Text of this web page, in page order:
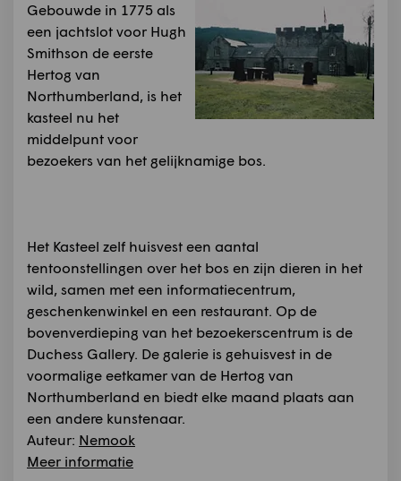
Gebouwde in 1775 als
een jachtslot voor Hugh
Smithson de eerste
Hertog van
Northumberland, is het
kasteel nu het
middelpunt voor
bezoekers van het gelijknamige bos.
Het Kasteel zelf huisvest een aantal
tentoonstellingen over het bos en zijn dieren in het
wild, samen met een informatiecentrum,
geschenkenwinkel en een restaurant. Op de
bovenverdieping van het bezoekerscentrum is de
Duchess Gallery. De galerie is gehuisvest in de
voormalige eetkamer van de Hertog van
Northumberland en biedt elke maand plaats aan
een andere kunstenaar.
Auteur: Nemook
Meer informatie